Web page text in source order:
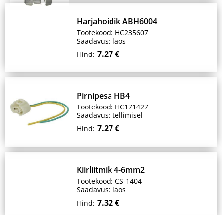
Harjahoidik ABH6004
Tootekood: HC235607
Saadavus: laos
Hind: 7.27 €
Pirnipesa HB4
Tootekood: HC171427
Saadavus: tellimisel
Hind: 7.27 €
Kiirliitmik 4-6mm2
Tootekood: CS-1404
Saadavus: laos
Hind: 7.32 €